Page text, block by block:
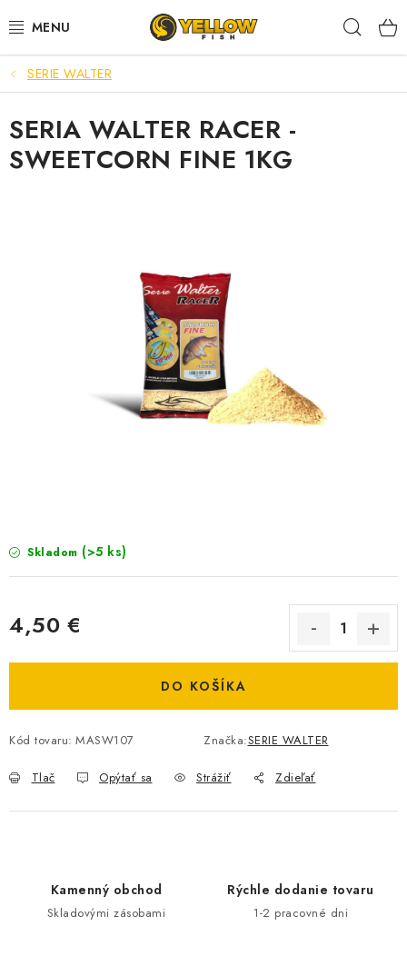
na
NOVINKY 2026
LETNÉ ZĽAVY
HALDORADO
BIŽUTERIA-DOPLNKY
NA STUDENÚ VODU
VRATKY - ODSTÚPENIE OD ZMLUVY - REKLAMACIU
KONTAKTY
VŠEOBECNÉ NARIADENIE O BEZPEČNOSTI
PRODUKTOV (GPSR)
SERIE WALTER
Skladom (>5 ks)
4,50 €
DO KOŠÍKA
Kód tovaru: MASW107 Značka:SERIE WALTER
Tlač Opýtať sa Strážiť Zdieľať
SERIA WALTER RACER -
SWEETCORN FINE 1KG
Kamenný obchod
Skladovými zásobami
Rýchle dodanie tovaru
1-2 pracovné dni